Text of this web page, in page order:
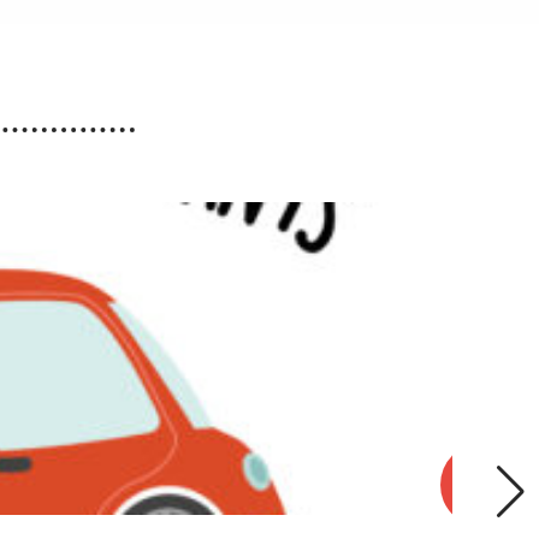
Ouverture des réservations
à décembre 2026
Les réservations des mercredis aux accueils de
loisirs de La Maison Pop’, pour la période de
septembre à décembre 2026, sont ouvertes à
partir du 20 juillet 2026
18
AOÛT